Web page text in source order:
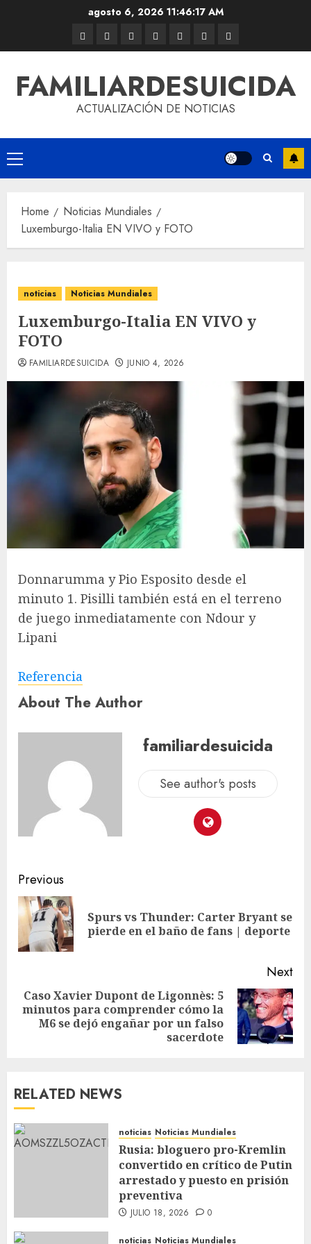
agosto 6, 2026 11:46:17 AM
FAMILIARDESUICIDA
ACTUALIZACIÓN DE NOTICIAS
Home
Noticias Mundiales
Luxemburgo-Italia EN VIVO y FOTO
noticias Noticias Mundiales
Luxemburgo-Italia EN VIVO y
FOTO
FAMILIARDESUICIDA JUNIO 4, 2026
Donnarumma y Pio Esposito desde el
minuto 1. Pisilli también está en el terreno
de juego inmediatamente con Ndour y
Lipani
Referencia
About The Author
familiardesuicida
See author's posts
Previous
Spurs vs Thunder: Carter Bryant se
pierde en el baño de fans | deporte
Next
Caso Xavier Dupont de Ligonnès: 5
minutos para comprender cómo la
M6 se dejó engañar por un falso
sacerdote
RELATED NEWS
noticias Noticias Mundiales
Rusia: bloguero pro-Kremlin
convertido en crítico de Putin
arrestado y puesto en prisión
preventiva
JULIO 18, 2026 0
noticias Noticias Mundiales